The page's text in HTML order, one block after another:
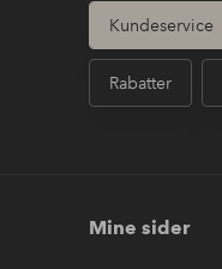
Kundeservice
Rabatter
Mine sider